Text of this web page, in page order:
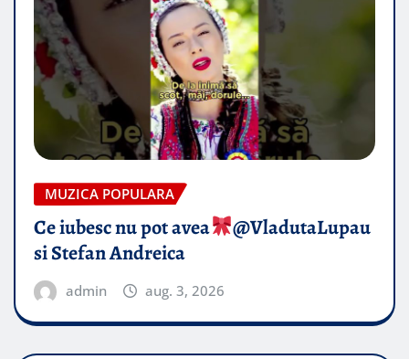
MUZICA POPULARA
Ce iubesc nu pot avea
​@VladutaLupau
si Stefan Andreica
admin aug. 3, 2026